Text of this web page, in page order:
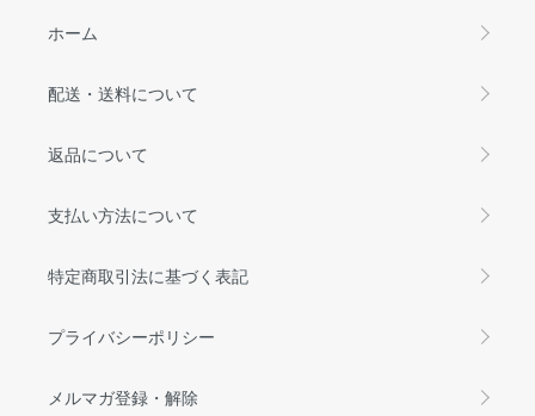
ホーム
配送・送料について
返品について
支払い方法について
特定商取引法に基づく表記
プライバシーポリシー
メルマガ登録・解除